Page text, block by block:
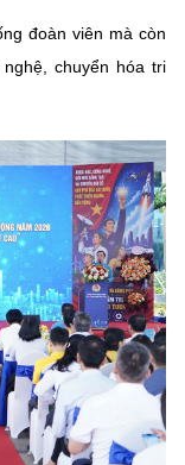
(MST)
Du, TP. Hà Nội
Nghệ
lại thông tin từ
đoàn viên mà còn
chuyển hóa tri